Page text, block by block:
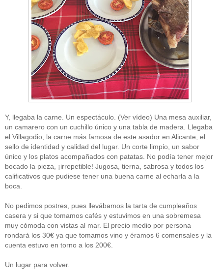
Y, llegaba la carne. Un espectáculo. (Ver vídeo) Una mesa auxiliar,
un camarero con un cuchillo único y una tabla de madera. Llegaba
el Villagodio, la carne más famosa de este asador en Alicante, el
sello de identidad y calidad del lugar. Un corte limpio, un sabor
único y los platos acompañados con patatas. No podía tener mejor
bocado la pieza, ¡irrepetible! Jugosa, tierna, sabrosa y todos los
calificativos que pudiese tener una buena carne al echarla a la
boca.
No pedimos postres, pues llevábamos la tarta de cumpleaños
casera y si que tomamos cafés y estuvimos en una sobremesa
muy cómoda con vistas al mar. El precio medio por persona
rondará los 30€ ya que tomamos vino y éramos 6 comensales y la
cuenta estuvo en torno a los 200€.
Un lugar para volver.